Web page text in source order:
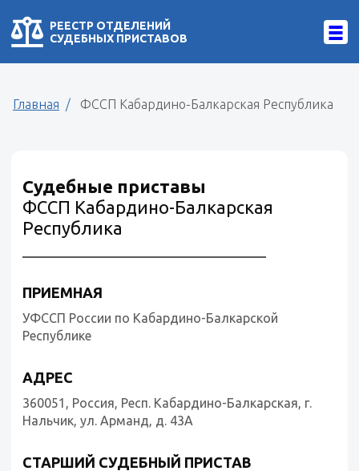
РЕЕСТР ОТДЕЛЕНИЙ
СУДЕБНЫХ ПРИСТАВОВ
Главная ФССП Кабардино-Балкарская Республика
Судебные приставы
ФССП Кабардино-Балкарская
Республика
ПРИЕМНАЯ
УФССП России по Кабардино-Балкарской
Республике
АДРЕС
360051, Россия, Респ. Кабардино-Балкарская, г.
Нальчик, ул. Арманд, д. 43А
СТАРШИЙ СУДЕБНЫЙ ПРИСТАВ